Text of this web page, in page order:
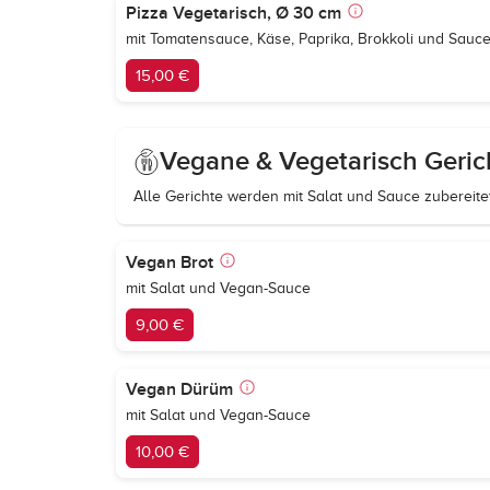
Pizza Vegetarisch, Ø 30 cm
mit Tomatensauce, Käse, Paprika, Brokkoli und
15,00 €
Vegane & Vegetarisch
Alle Gerichte werden mit Salat und Sauce
Vegan Brot
mit Salat und Vegan-Sauce
9,00 €
Vegan Dürüm
mit Salat und Vegan-Sauce
10,00 €